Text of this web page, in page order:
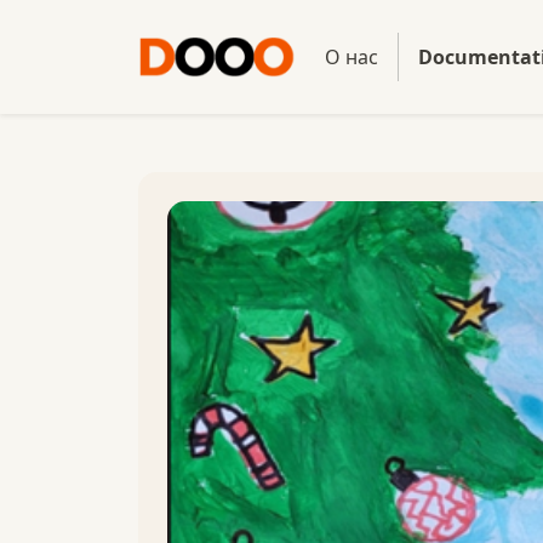
О нас